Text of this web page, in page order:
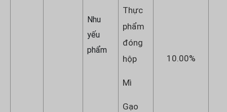
Nhu
yếu
phẩm
Thực
phẩm
đóng
hộp
Mì
Gạo
10.00%